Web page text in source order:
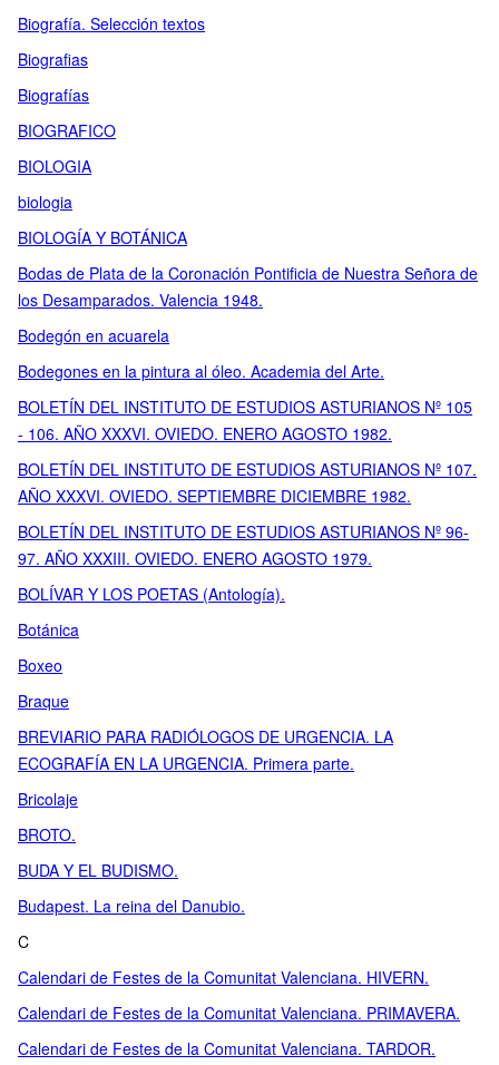
Biografía. Selección textos
Biografias
Biografías
BIOGRAFICO
BIOLOGIA
biologia
BIOLOGÍA Y BOTÁNICA
Bodas de Plata de la Coronación Pontificia de Nuestra Señora de
los Desamparados. Valencia 1948.
Bodegón en acuarela
Bodegones en la pintura al óleo. Academia del Arte.
BOLETÍN DEL INSTITUTO DE ESTUDIOS ASTURIANOS Nº 105
- 106. AÑO XXXVI. OVIEDO. ENERO AGOSTO 1982.
BOLETÍN DEL INSTITUTO DE ESTUDIOS ASTURIANOS Nº 107.
AÑO XXXVI. OVIEDO. SEPTIEMBRE DICIEMBRE 1982.
BOLETÍN DEL INSTITUTO DE ESTUDIOS ASTURIANOS Nº 96-
97. AÑO XXXIII. OVIEDO. ENERO AGOSTO 1979.
BOLÍVAR Y LOS POETAS (Antología).
Botánica
Boxeo
Braque
BREVIARIO PARA RADIÓLOGOS DE URGENCIA. LA
ECOGRAFÍA EN LA URGENCIA. Primera parte.
Bricolaje
BROTO.
BUDA Y EL BUDISMO.
Budapest. La reina del Danubio.
C
Calendari de Festes de la Comunitat Valenciana. HIVERN.
Calendari de Festes de la Comunitat Valenciana. PRIMAVERA.
Calendari de Festes de la Comunitat Valenciana. TARDOR.